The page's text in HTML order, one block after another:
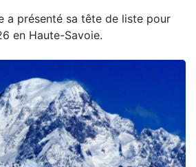
a présenté sa tête de liste pour
en Haute-Savoie.